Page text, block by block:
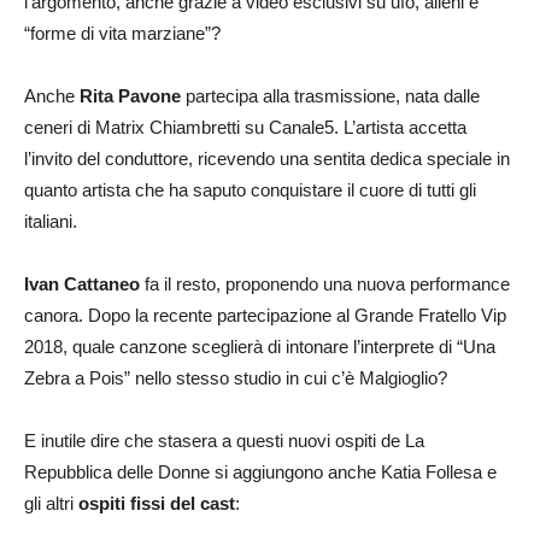
“forme di vita marziane”?
Anche Rita Pavone partecipa alla trasmissione, nata dalle
ceneri di Matrix Chiambretti su Canale5. L’artista accetta
l’invito del conduttore, ricevendo una sentita dedica speciale in
quanto artista che ha saputo conquistare il cuore di tutti gli
italiani.
Ivan Cattaneo fa il resto, proponendo una nuova performance
canora. Dopo la recente partecipazione al Grande Fratello Vip
2018, quale canzone sceglierà di intonare l’interprete di “Una
Zebra a Pois” nello stesso studio in cui c’è Malgioglio?
E inutile dire che stasera a questi nuovi ospiti de La
Repubblica delle Donne si aggiungono anche Katia Follesa e
gli altri ospiti fissi del cast: